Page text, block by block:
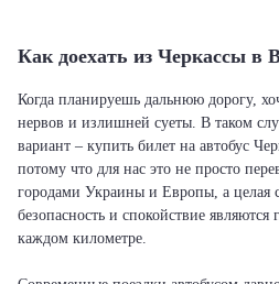
Как доехать из Черкассы в
Когда планируешь дальнюю дорогу,
нервов и излишней суеты. В таком
вариант – купить билет на автобус
потому что для нас это не просто
городами Украины и Европы, а целая
безопасность и спокойствие
каждом километре.